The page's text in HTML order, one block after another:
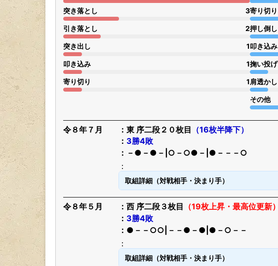
突き落とし 3
引き落とし 2
突き出し 1
叩き込み 1
寄り切り 1
寄り切り
押し倒し
叩き込み
掬い投げ
肩透かし
その他
令８年７月 東 序二段２０枚目 （16枚半降下）
3勝4敗
－●－●－|○－○●－|●－－－○
取組詳細（対戦相手・決まり手）
令８年５月 西 序二段３枚目 （19枚上昇・最高位更新）
3勝4敗
●－－○○|－－●－●|●－○－－
取組詳細（対戦相手・決まり手）